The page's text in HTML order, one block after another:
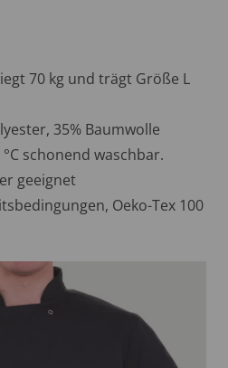
70 kg und trägt Größe L
35% Baumwolle
°C schonend waschbar.
geeignet
Oeko-Tex 100